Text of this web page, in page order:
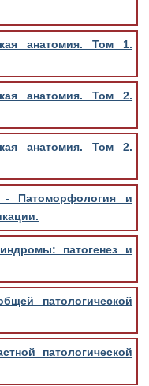
анатомия. Том 1.
анатомия. Том 2.
анатомия. Том 2.
Патоморфология и
патогенез и
патологической
патологической